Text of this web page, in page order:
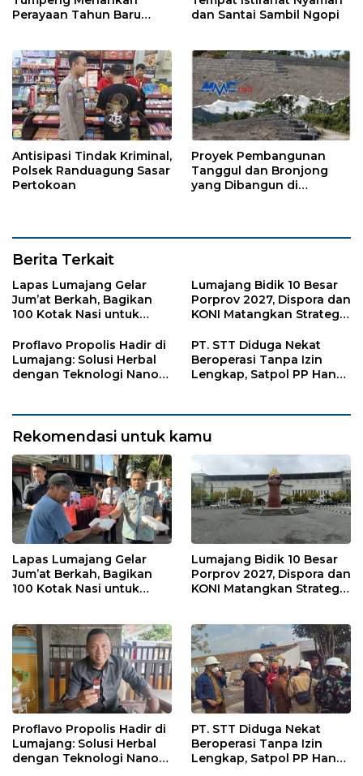
Perayaan Tahun Baru
dan Santai Sambil Ngopi
Antisipasi Tindak Kriminal,
Polsek Randuagung Sasar
Pertokoan
Proyek Pembangunan
Tanggul dan Bronjong
yang Dibangun di
Berita Terkait
Lapas Lumajang Gelar
Jum’at Berkah, Bagikan
100 Kotak Nasi untuk
Lumajang Bidik 10 Besar
Porprov 2027, Dispora dan
KONI Matangkan Strategi
Proflavo Propolis Hadir di
Lumajang: Solusi Herbal
dengan Teknologi Nano
PT. STT Diduga Nekat
Beroperasi Tanpa Izin
Lengkap, Satpol PP Hanya
Rekomendasi untuk kamu
Lapas Lumajang Gelar
Jum’at Berkah, Bagikan
100 Kotak Nasi untuk
Lumajang Bidik 10 Besar
Porprov 2027, Dispora dan
KONI Matangkan Strategi
Proflavo Propolis Hadir di
Lumajang: Solusi Herbal
dengan Teknologi Nano
PT. STT Diduga Nekat
Beroperasi Tanpa Izin
Lengkap, Satpol PP Hanya